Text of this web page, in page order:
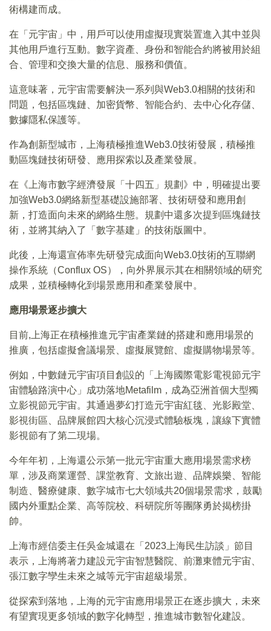
術構建而成。
在「元宇宙」中，用戶可以使用虛擬現實裝置進入其中並與
其他用戶進行互動。數字資產、身份和智能合約將被用於組
合、管理和交換大量的信息、服務和價值。
這意味著，元宇宙需要解決一系列與Web3.0相關的技術和
問題，包括區塊鏈、加密貨幣、智能合約、去中心化存儲、
數據隱私保護等。
作為創新型城市，上海積極推進Web3.0技術發展，積極推
動區塊鏈技術研發、應用探索以及產業發展。
在《上海市數字經濟發展「十四五」規劃》中，明確提出要
加強Web3.0網絡新型基礎設施部署、技術研發和應用創
新，打造面向未來的網絡生態。規劃中還多次提到區塊鏈技
術，並將其納入了「數字基建」的技術版圖中。
此後，上海還宣佈率先研發完成面向Web3.0技術的互聯網
操作系統（Conflux OS），向外界展示其在相關領域的研究
成果，並積極轉化到場景應用和產業發展中。
應用場景逐步擴大
目前,上海正在積極推進元宇宙產業鏈的搭建和應用場景的
推廣，包括虛擬會議場景、虛擬展覽館、虛擬購物場景等。
例如，中數鏈元宇宙項目創設的「上海國際電影電視節元宇
宙體驗路演中心」成功落地Metafilm，成為亞洲首個大型獨
立影視節元宇宙。其通過夢幻打造元宇宙紅毯、光影殿堂、
影視街區、品牌展館四大核心沉浸式體驗板塊，讓線下實體
影視節有了第二現場。
今年年初，上海還公示第一批元宇宙重大應用場景需求榜
單，涉及商業運營、課堂教育、文旅出遊、品牌娛樂、智能
制造、醫療健康、數字城市七大領域共20個場景需求，鼓勵
國内外重點企業、高等院校、科研院所等團隊勇於揭榜掛
帥。
上海市經信委主任吳金城還在「2023上海民生訪談」節目
表示，上海將著力建設元宇宙智慧醫院、前灘東體元宇宙、
張江數字孿生未來之城等元宇宙超級場景。
從探索到落地，上海的元宇宙應用場景正在逐步擴大，未來
有望實現更多領域的數字化轉型，推進城市數智化建設。